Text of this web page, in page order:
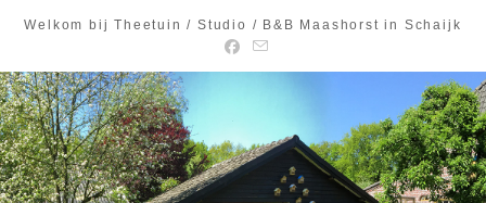
Welkom bij Theetuin / Studio / B&B Maashorst in Schaijk